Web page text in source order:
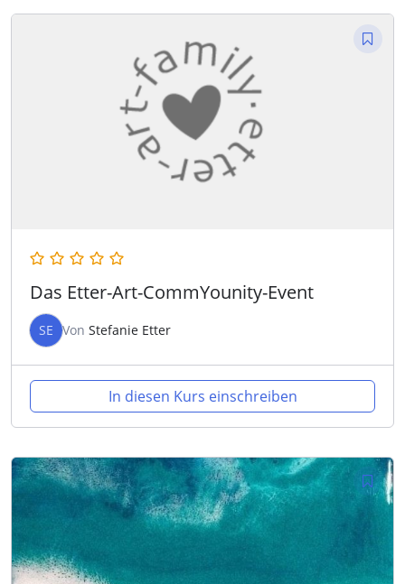
Das Etter-Art-CommYounity-Event
SE Von Stefanie Etter
In diesen Kurs einschreiben